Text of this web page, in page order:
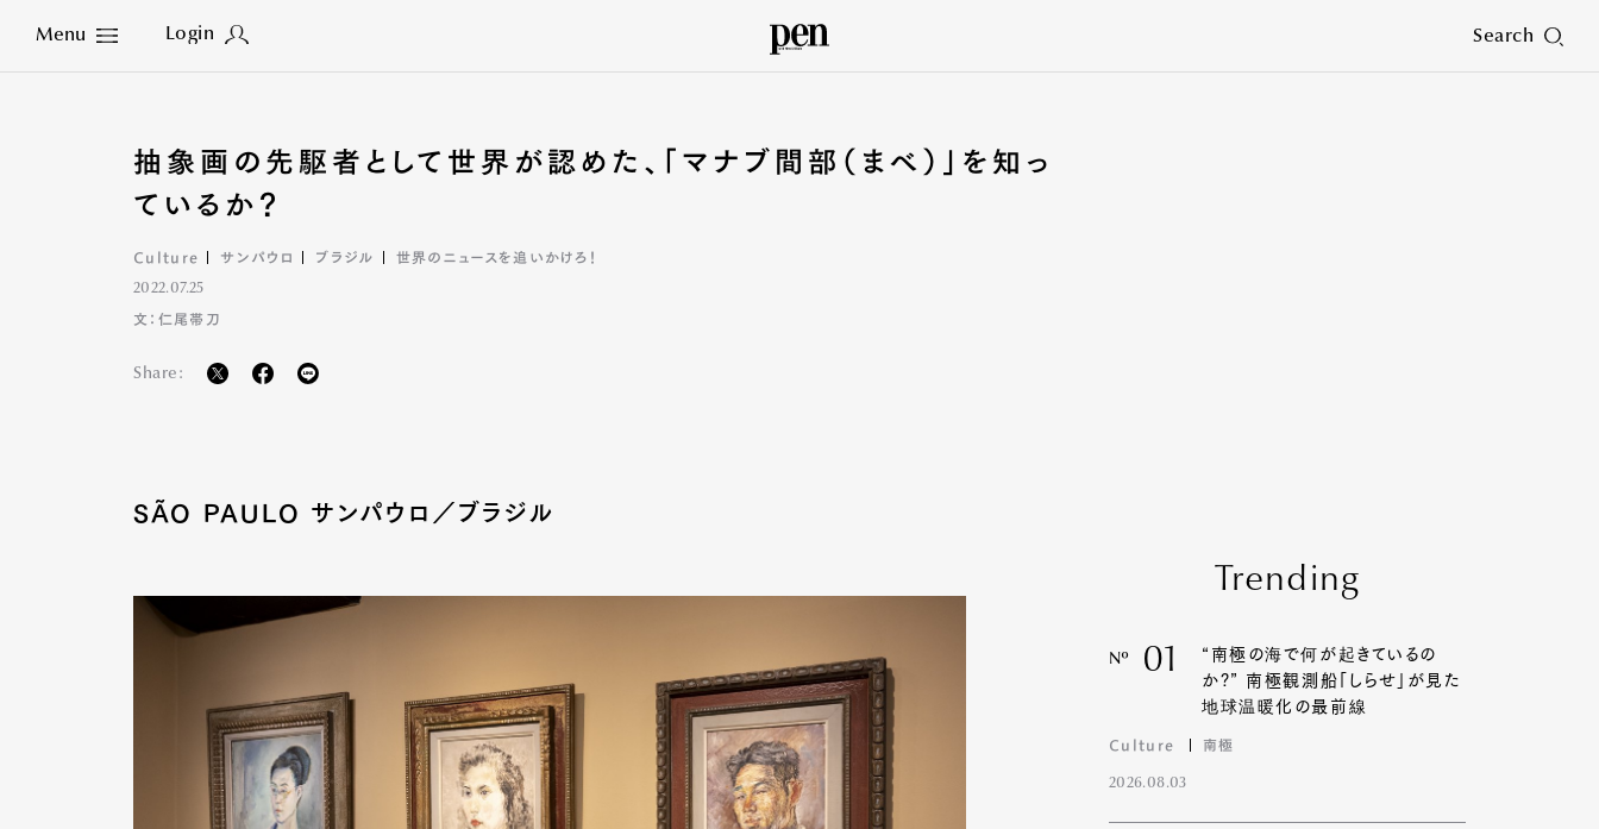
Menu Login Search
Close
抽象画の先駆者として世界が認めた、「マナブ間部（まべ）」を知っ
ているか？
Culture サンパウロ ブラジル 世界のニュースを追いかけろ！
2022.07.25
文：仁尾帯刀
Share:
SÃO PAULO サンパウロ／ブラジル
Trending
Nº 01
“南極の海で何が起きているの
か?” 南極観測船「しらせ」が見た
地球温暖化の最前線
Culture 南極
2026.08.03